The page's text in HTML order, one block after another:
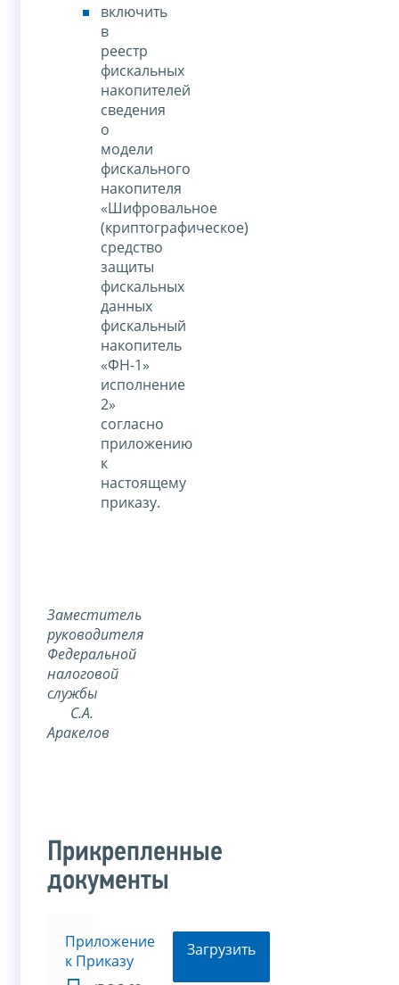
включить
в
реестр
фискальных
накопителей
сведения
о
модели
фискального
накопителя
«Шифровальное
(криптографическое)
средство
защиты
фискальных
данных
фискальный
накопитель
«ФН-1»
исполнение
2»
согласно
приложению
к
настоящему
приказу.
Заместитель
руководителя
Федеральной
налоговой
службы
С.А.
Аракелов
Прикрепленные
документы
Приложение
к Приказу
Загрузить